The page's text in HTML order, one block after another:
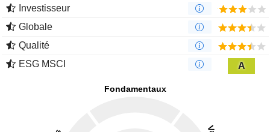
Investisseur
Globale
Qualité
ESG MSCI
A